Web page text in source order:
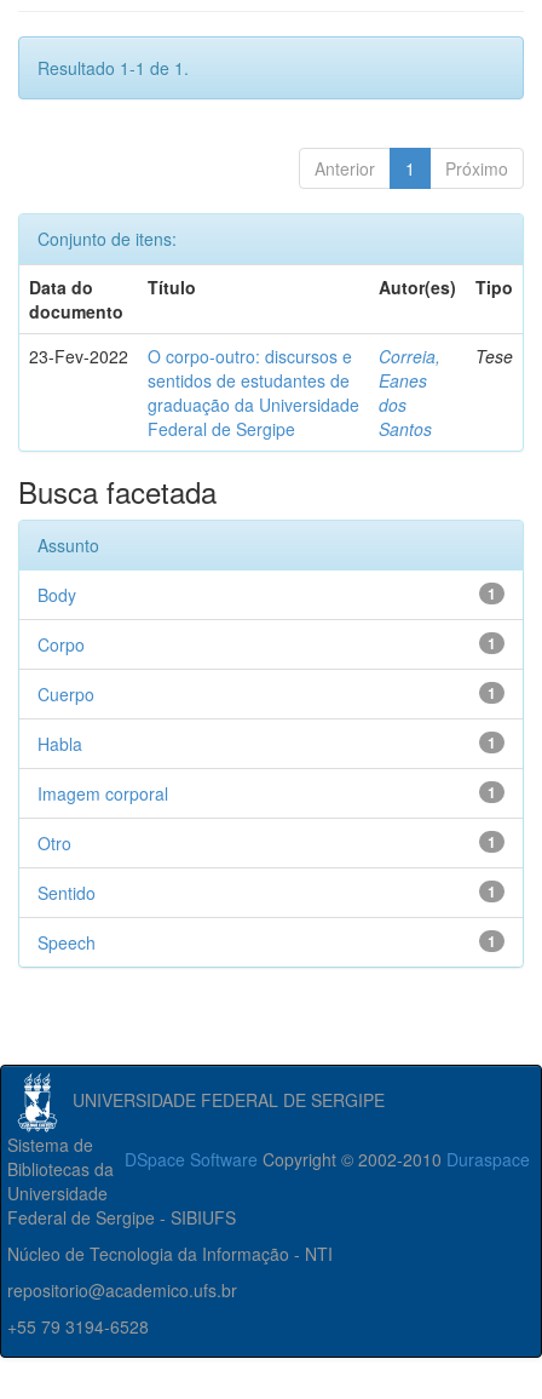
Resultado 1-1 de 1.
Anterior 1 Próximo
Conjunto de itens:
Data do
documento
Título Autor(es) Tipo
23-Fev-2022
O corpo-outro: discursos e
sentidos de estudantes de
graduação da Universidade
Federal de Sergipe
Correia,
Eanes
dos
Santos
Tese
Busca facetada
Assunto
1
Body
1
Corpo
1
Cuerpo
1
Habla
1
Imagem corporal
1
Otro
1
Sentido
1
Speech
UNIVERSIDADE FEDERAL DE SERGIPE
DSpace Software Copyright © 2002-2010 Duraspace
Sistema de
Bibliotecas da
Universidade
Federal de Sergipe - SIBIUFS
Núcleo de Tecnologia da Informação - NTI
repositorio@academico.ufs.br
+55 79 3194-6528